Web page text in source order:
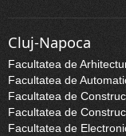
Cluj-Napoca
Facultatea de
Facultatea de
Facultatea de
Facultatea de
Facultatea de